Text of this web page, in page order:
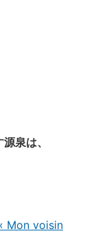
泉は、
Mon voisin